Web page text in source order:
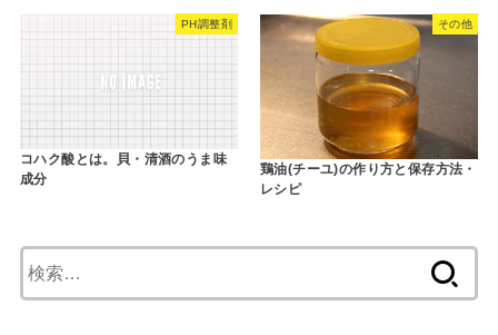
PH調整剤
コハク酸とは。貝・清酒のうま味
成分
その他
鶏油(チーユ)の作り方と保存方法・
レシピ
索